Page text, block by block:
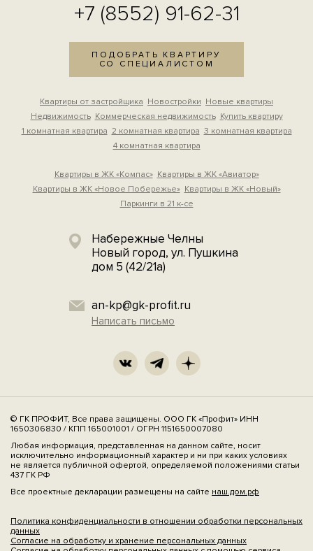
+7 (8552) 91-62-31
ПОДОБРАТЬ КВАРТИРУ
СО СПЕЦИАЛИСТОМ
Квартиры от застройщика Новостройки Новые квартиры
Недвижимость Коммерческая недвижимость Купить квартиру
1 комнатная квартира 2 комнатная квартира 3 комнатная квартира
4 комнатная квартира
Квартиры в ЖК «Компас» Квартиры в ЖК «Авиатор»
Квартиры в ЖК «Новое Побережье» Квартиры в ЖК «Новый»
Паркинги в 21 к-се
Набережные Челны
Новый город, ул. Пушкина
дом 5 (42/21а)
an-kp@gk-profit.ru
Написать письмо
© ГК ПРОФИТ, Все права защищены. ООО ГК «Профит» ИНН
1650306830 / КПП 165001001 / ОГРН 1151650007080
Любая информация, представленная на данном сайте, носит
исключительно информационный характер и ни при каких условиях
не является публичной офертой, определяемой положениями статьи
437 ГК РФ
Все проектные декларации размещены на сайте наш.дом.рф
Политика конфиденциальности в отношении обработки персональных
данных
Согласие на обработку и хранение персональных данных